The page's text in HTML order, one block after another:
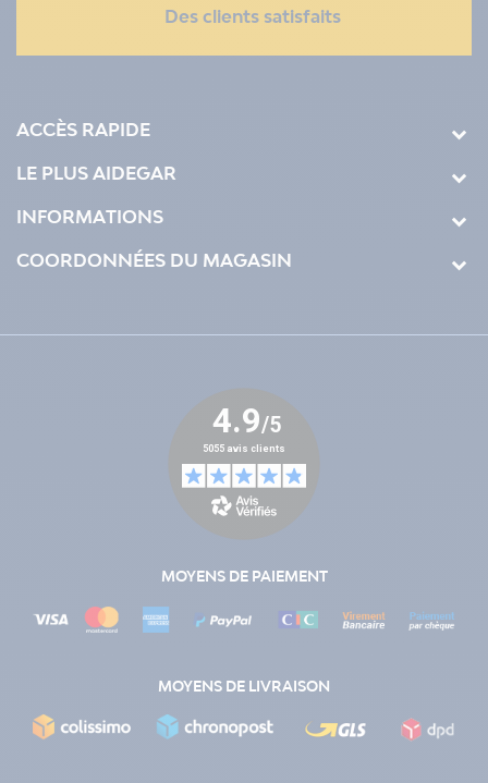
Des clients satisfaits
ACCÈS RAPIDE
LE PLUS AIDEGAR
INFORMATIONS
COORDONNÉES DU MAGASIN
MOYENS DE PAIEMENT
MOYENS DE LIVRAISON